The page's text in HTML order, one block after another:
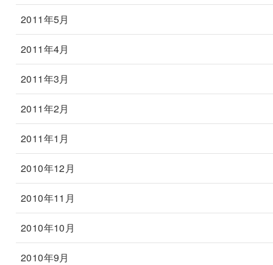
2011年5月
2011年4月
2011年3月
2011年2月
2011年1月
2010年12月
2010年11月
2010年10月
2010年9月